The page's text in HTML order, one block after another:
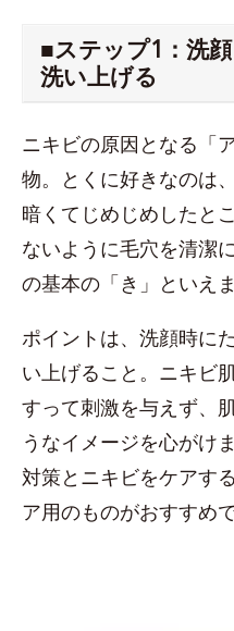
■ステップ1：洗
洗い上げる
ニキビの原因となる「
物。とくに好きなのは
暗くてじめじめしたと
ないように毛穴を清潔
の基本の「き」といえま
ポイントは、洗顔時に
い上げること。ニキビ
すって刺激を与えず、
うなイメージを心がけ
対策とニキビをケアす
ア用のものがおすすめで